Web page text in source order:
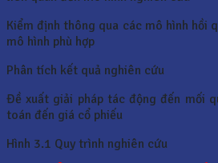
Kiểm định thông qua các mô hình hồi
mô hình phù hợp
Phân tích kết quả nghiên cứu
Đề xuất giải pháp tác động đến mối
toán đến giá cổ phiếu
Hình 3.1 Quy trình nghiên cứu